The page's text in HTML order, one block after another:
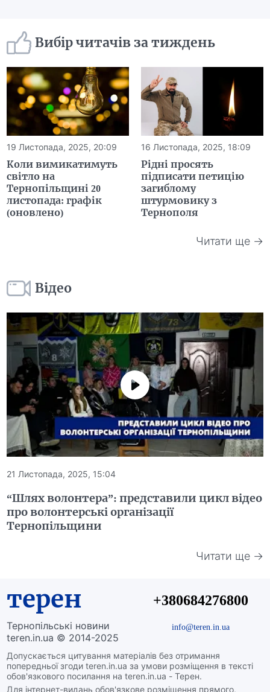
Вибір читачів за тиждень
19 Листопада, 2025, 20:09
Коли вимикатимуть
світло на
Тернопільщині 20
листопада: графік
(оновлено)
16 Листопада, 2025, 18:09
Рідні просять
підписати петицію
загиблому
штурмовику з
Тернополя
Читати ще →
Відео
21 Листопада, 2025, 15:04
“Шлях волонтера”: представили цикл відео
про волонтерські організації
Тернопільщини
Читати ще →
терен
Тернопільські новини
teren.in.ua © 2014-2025
Допускається цитування матеріалів без отримання
попередньої згоди teren.in.ua за умови розміщення в тексті
обов'язкового посилання на teren.in.ua - Терен.
Для інтернет-видань обов'язкове розміщення прямого,
+380684276800
info@teren.in.ua